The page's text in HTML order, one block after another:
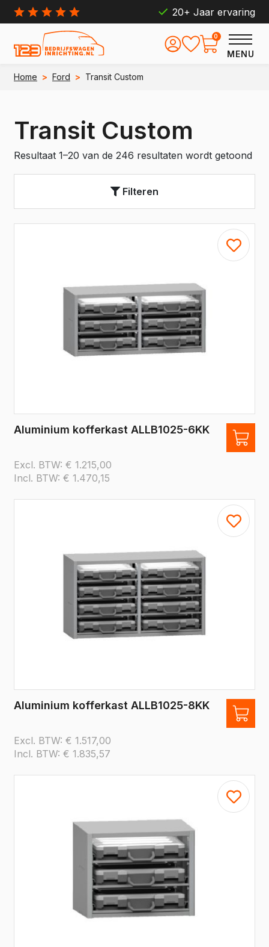
20+ Jaar ervaring
MENU
0
Home > Ford > Transit Custom
Transit Custom
Resultaat 1–20 van de 246 resultaten wordt getoond
Filteren
Aluminium kofferkast ALLB1025-6KK
Excl. BTW: € 1.215,00
Incl. BTW: € 1.470,15
Aluminium kofferkast ALLB1025-8KK
Excl. BTW: € 1.517,00
Incl. BTW: € 1.835,57